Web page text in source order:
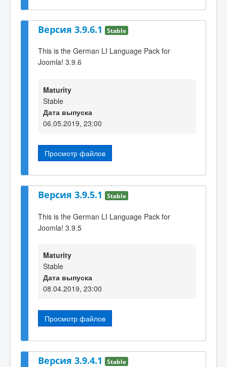
Версия 3.9.6.1 Stable
This is the German LI Language Pack for
Joomla! 3.9.6
Maturity
Stable
Дата выпуска
06.05.2019, 23:00
Просмотр файлов
Версия 3.9.5.1 Stable
This is the German LI Language Pack for
Joomla! 3.9.5
Maturity
Stable
Дата выпуска
08.04.2019, 23:00
Просмотр файлов
Версия 3.9.4.1 Stable